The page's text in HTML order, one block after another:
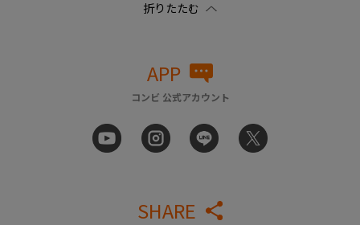
APP
コンビ 公式アカウント
SHARE